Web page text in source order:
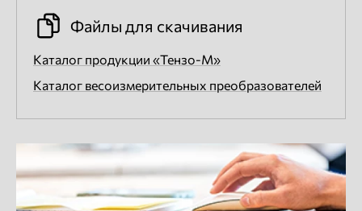
Файлы для скачивания
Каталог продукции «Тензо-М»
Каталог весоизмерительных преобразователей